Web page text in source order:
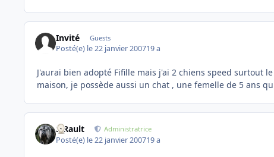
Invité Guests
Posté(e) le 22 janvier 200719 a
J'aurai bien adopté Fifille mais j'ai 2 chiens speed surtout
maison, je possède aussi un chat , une femelle de 5 ans
S.Rault Administratrice
Posté(e) le 22 janvier 200719 a